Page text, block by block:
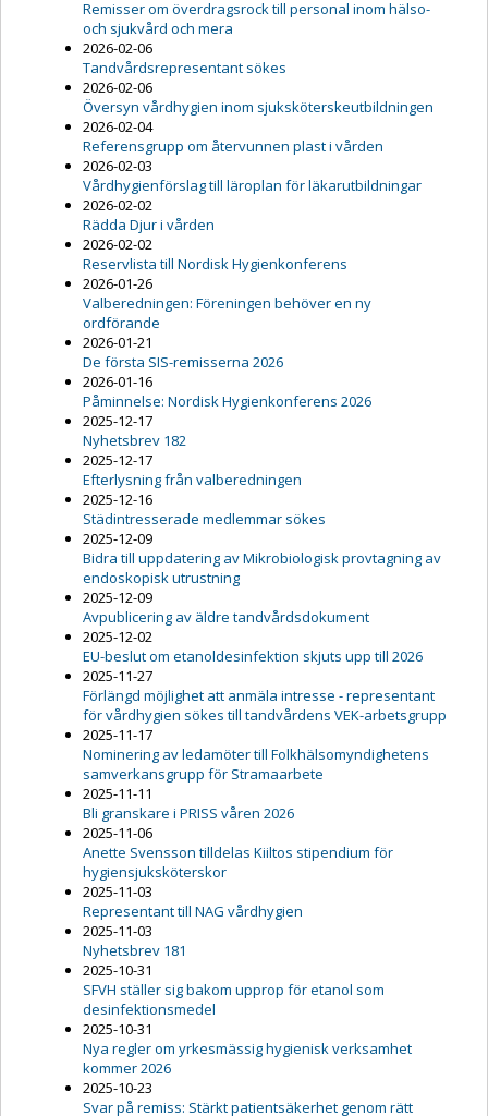
Remisser om överdragsrock till personal inom hälso-
och sjukvård och mera
2026-02-06
Tandvårdsrepresentant sökes
2026-02-06
Översyn vårdhygien inom sjuksköterskeutbildningen
2026-02-04
Referensgrupp om återvunnen plast i vården
2026-02-03
Vårdhygienförslag till läroplan för läkarutbildningar
2026-02-02
Rädda Djur i vården
2026-02-02
Reservlista till Nordisk Hygienkonferens
2026-01-26
Valberedningen: Föreningen behöver en ny
ordförande
2026-01-21
De första SIS-remisserna 2026
2026-01-16
Påminnelse: Nordisk Hygienkonferens 2026
2025-12-17
Nyhetsbrev 182
2025-12-17
Efterlysning från valberedningen
2025-12-16
Städintresserade medlemmar sökes
2025-12-09
Bidra till uppdatering av Mikrobiologisk provtagning av
endoskopisk utrustning
2025-12-09
Avpublicering av äldre tandvårdsdokument
2025-12-02
EU-beslut om etanoldesinfektion skjuts upp till 2026
2025-11-27
Förlängd möjlighet att anmäla intresse - representant
för vårdhygien sökes till tandvårdens VEK-arbetsgrupp
2025-11-17
Nominering av ledamöter till Folkhälsomyndighetens
samverkansgrupp för Stramaarbete
2025-11-11
Bli granskare i PRISS våren 2026
2025-11-06
Anette Svensson tilldelas Kiiltos stipendium för
hygiensjuksköterskor
2025-11-03
Representant till NAG vårdhygien
2025-11-03
Nyhetsbrev 181
2025-10-31
SFVH ställer sig bakom upprop för etanol som
desinfektionsmedel
2025-10-31
Nya regler om yrkesmässig hygienisk verksamhet
kommer 2026
2025-10-23
Svar på remiss: Stärkt patientsäkerhet genom rätt